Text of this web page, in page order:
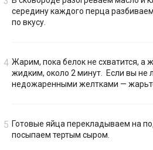
середину каждого перца
по вкусу.
Жарим, пока белок не схватится, а
жидким, около 2 минут. Если вы не
недожаренными желтками —
Готовые яйца перекладываем на
посыпаем тертым сыром.